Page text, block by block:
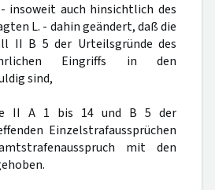
insoweit auch hinsichtlich des
L. - dahin geändert, daß die
II B 5 der Urteilsgründe des
Eingriffs in den
sind,
II A 1 bis 14 und B 5 der
Einzelstrafaussprüchen
mit den